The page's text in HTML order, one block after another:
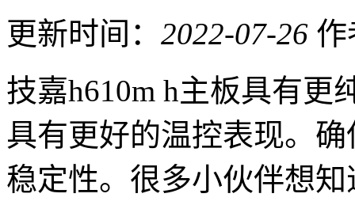
更新时间： 2022-07-26 作
技嘉h610m h主板具有更
具有更好的温控表现。
稳定性。很多小伙伴想